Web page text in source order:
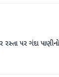
રસ્તા પર ગંદા